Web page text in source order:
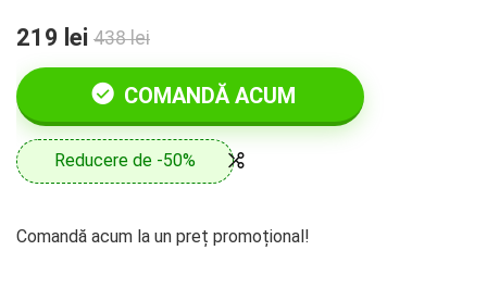
219 lei 438 lei
COMANDĂ ACUM
Reducere de -50%
Comandă acum la un preț promoțional!